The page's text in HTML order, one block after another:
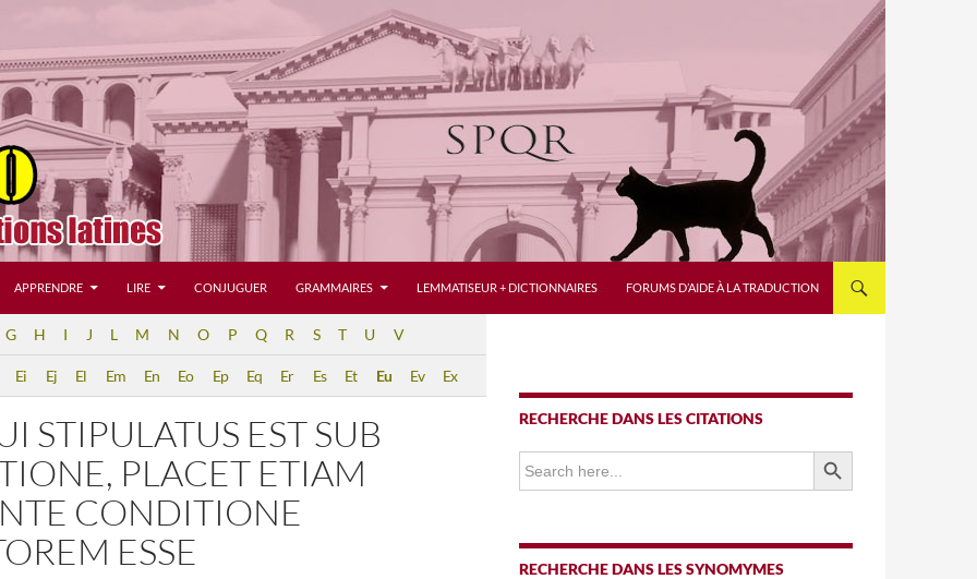
APPRENDRE LIRE CONJUGUER GRAMMAIRES LEMMATISEUR + DICTIONNAIRES FORUMS D’AIDE À LA TRADUCTION
G H I J L M N O P Q R S T U V
Ei Ej El Em En Eo Ep Eq Er Es Et Eu Ev Ex
STIPULATUS EST SUB
PLACET ETIAM
CONDITIONE
ESSE
RECHERCHE DANS LES CITATIONS
Search
for:
SEARCH BUTTON
RECHERCHE DANS LES SYNOMYMES